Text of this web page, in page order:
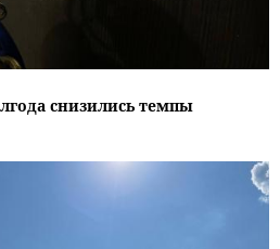
снизились темпы